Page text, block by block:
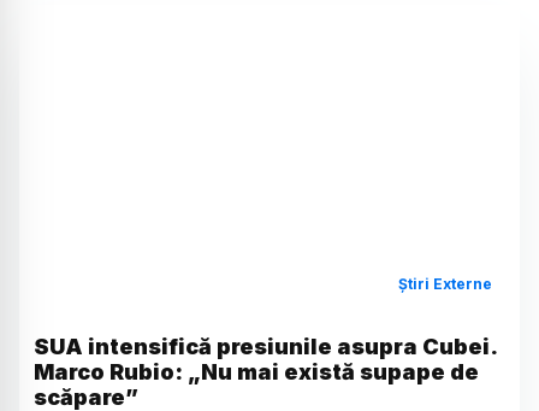
Știri Externe
SUA intensifică presiunile asupra Cubei.
Marco Rubio: „Nu mai există supape de
scăpare”